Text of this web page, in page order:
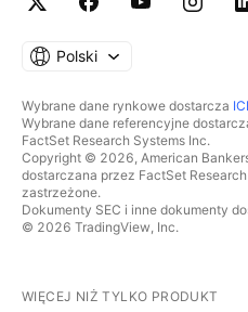
Polski
Wybrane dane rynkowe dostarcza
Wybrane dane referencyjne
FactSet Research Systems Inc.
Copyright © 2026, American
dostarczana przez FactSet
zastrzeżone.
Dokumenty SEC i inne dokumenty
© 2026 TradingView, Inc.
WIĘCEJ NIŻ TYLKO PRODUKT